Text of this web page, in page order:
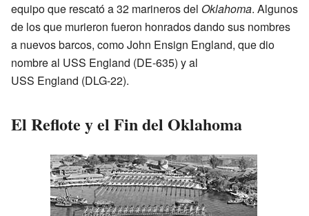
equipo que rescató a 32 marineros del Oklahoma. Algunos
de los que murieron fueron honrados dando sus nombres
a nuevos barcos, como John Ensign England, que dio
nombre al USS England (DE-635) y al
USS England (DLG-22).
El Reflote y el Fin del Oklahoma